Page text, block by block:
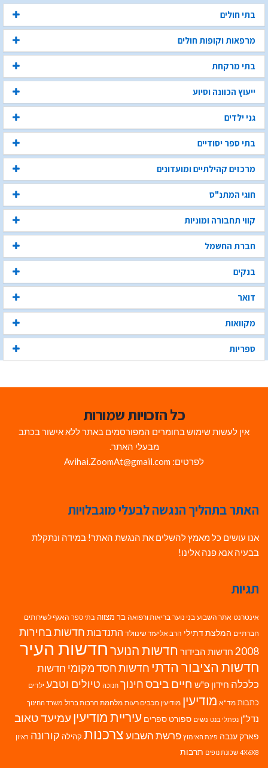
בתי חולים
מרפאות וקופות חולים
בתי מרקחת
ייעוץ הכוונה וסיוע
גני ילדים
בתי ספר יסודיים
מרכזים קהילתיים ומועדונים
חוגי המתנ"ס
קווי תחבורה ומוניות
חברת החשמל
בנקים
דואר
מקוואות
ספריות
כל הזכויות שמורות
אין לעשות שימוש בחומרים המפורסמים באתר ללא אישור בכתב
מבעלי האתר.
לפרטים: Avihai.ZoomAt@gmail.com
האתר בתהליך הנגשה לבעלי מוגבלויות
אנו עושים כל מאמץ להשלים את הנגשת האתר! במידה ונתקלת
בבעיה אנא פנה אלינו!
תגיות
אינטרנט אתר השבוע בני נוער בריאות ורפואה בר מצווה בתי ספר האגף לשירותים
חברתיים המלצת דתילי הרב אליעזר שינוולד התנדבות חדשות בחירות
2008 חדשות הבידור חדשות הנוערחדשות העיר
חדשות הציבור הדתי חדשות חסד מקומי חדשות
כלכלה חידון פ"ש חיים ביבסחינוך חנוכה טיולים וטבע ילדים
כתבות מד"א מודיעין מודיעין מכבים רעות מלחמת חרבות ברזל משרד החינוך
נדל"ן נפתלי בנט נשים ספורט ספרים עיריית מודיעין עמיעד טאוב
פארק ענבה פינת האימוץ פרשת השבועצרכנות קהילה קורונה ראיון
4X6X8 שכונת נופים תרבות